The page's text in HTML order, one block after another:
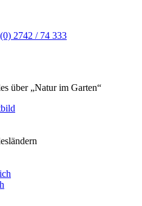
2742 / 74 333
über „Natur im Garten“